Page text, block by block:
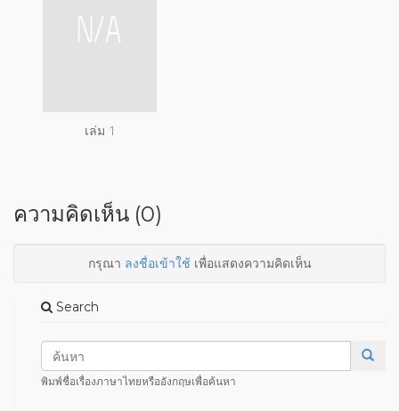
เล่ม 1
ความคิดเห็น (0)
กรุณา ลงชื่อเข้าใช้เพื่อแสดงความคิดเห็น
Search
พิมพ์ชื่อเรื่องภาษาไทยหรืออังกฤษเพื่อค้นหา